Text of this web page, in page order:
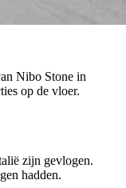
Nibo Stone in
op de vloer.
zijn gevlogen.
hadden.